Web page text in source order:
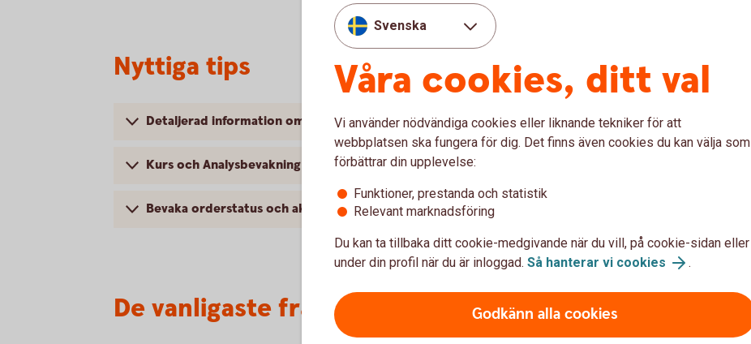
Nyttiga tips
Detaljerad information om ditt innehav
Kurs och Analysbevakning
Bevaka orderstatus och aktivera notiser
De vanligaste frågorna
Svenska
Våra cookies, ditt val
Vi använder nödvändiga cookies eller liknande tekniker för att
webbplatsen ska fungera för dig. Det finns även cookies du kan välja som
förbättrar din upplevelse:
Funktioner, prestanda och statistik
Relevant marknadsföring
Du kan ta tillbaka ditt cookie-medgivande när du vill, på cookie-sidan eller
under din profil när du är inloggad. Så hanterar vi cookies .
Godkänn alla cookies